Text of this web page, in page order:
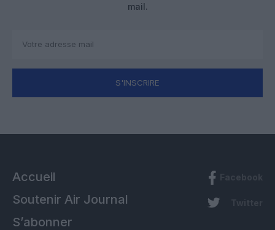
mail.
S'INSCRIRE
Accueil
Soutenir Air Journal
S’abonner